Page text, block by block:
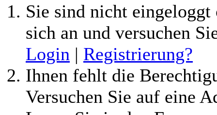
Sie sind nicht
sich an und versuchen
Login | Registrierung?
Ihnen fehlt die
Versuchen Sie auf eine